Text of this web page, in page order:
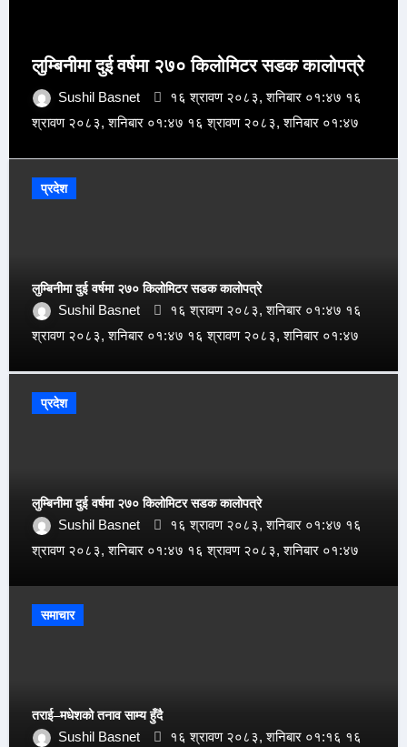
लुम्बिनीमा दुई वर्षमा २७० किलोमिटर सडक कालोपत्रे
Sushil Basnet
१६ श्रावण २०८३, शनिबार ०१:४७ १६
श्रावण २०८३, शनिबार ०१:४७ १६ श्रावण २०८३, शनिबार ०१:४७
प्रदेश
लुम्बिनीमा दुई वर्षमा २७० किलोमिटर सडक कालोपत्रे
Sushil Basnet
१६ श्रावण २०८३, शनिबार ०१:४७ १६
श्रावण २०८३, शनिबार ०१:४७ १६ श्रावण २०८३, शनिबार ०१:४७
प्रदेश
लुम्बिनीमा दुई वर्षमा २७० किलोमिटर सडक कालोपत्रे
Sushil Basnet
१६ श्रावण २०८३, शनिबार ०१:४७ १६
श्रावण २०८३, शनिबार ०१:४७ १६ श्रावण २०८३, शनिबार ०१:४७
समाचार
तराई–मधेशको तनाव साम्य हुँदै
Sushil Basnet
१६ श्रावण २०८३, शनिबार ०१:१६ १६